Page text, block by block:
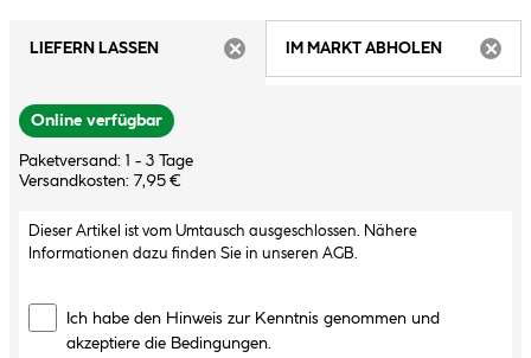
LIEFERN LASSEN
IM MARKT ABHOLEN
Online verfügbar
Paketversand: 1 - 3 Tage
Versandkosten: 7,95 €
Dieser Artikel ist vom Umtausch ausgeschlossen. Nähere
Informationen dazu finden Sie in unseren AGB
Ich habe den Hinweis zur Kenntnis genommen und
akzeptiere die Bedingungen.